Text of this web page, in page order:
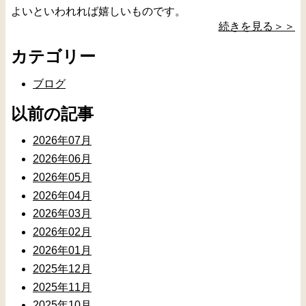
よいといわれれば嬉しいものです。
続きを見る＞＞
カテゴリー
ブログ
以前の記事
2026年07月
2026年06月
2026年05月
2026年04月
2026年03月
2026年02月
2026年01月
2025年12月
2025年11月